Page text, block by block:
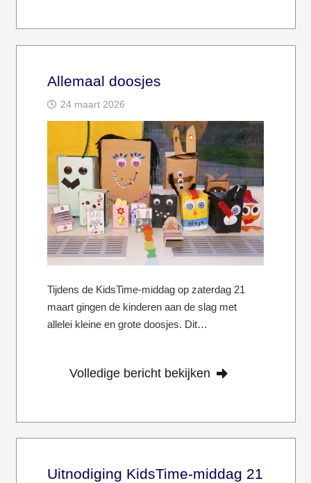
Allemaal doosjes
24 maart 2026
Tijdens de KidsTime-middag op zaterdag 21
maart gingen de kinderen aan de slag met
allelei kleine en grote doosjes. Dit…
Volledige bericht bekijken
Uitnodiging KidsTime-middag 21